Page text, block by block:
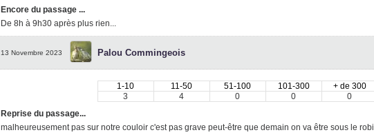
Encore du passage ...
De 8h à 9h30 après plus rien...
13 Novembre 2023 Palou Commingeois
1-10 11-50 51-100 101-300
+ de 300
3
4 0 0
0
Reprise du passage...
malheureusement pas sur notre couloir c'est pas grave peut-être que demain on va être sous le